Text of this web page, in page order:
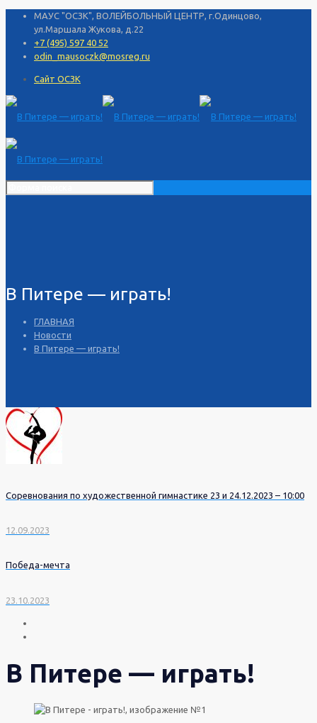
МАУС "ОСЗК", ВОЛЕЙБОЛЬНЫЙ ЦЕНТР, г.Одинцово,
ул.Маршала Жукова, д.22
+7 (495) 597 40 52
odin_mausoczk@mosreg.ru
Сайт ОСЗК
В Питере — играть!
ГЛАВНАЯ
Новости
В Питере — играть!
Соревнования по художественной гимнастике 23 и 24.12.2023 – 10:00
12.09.2023
Победа-мечта
23.10.2023
В Питере — играть!